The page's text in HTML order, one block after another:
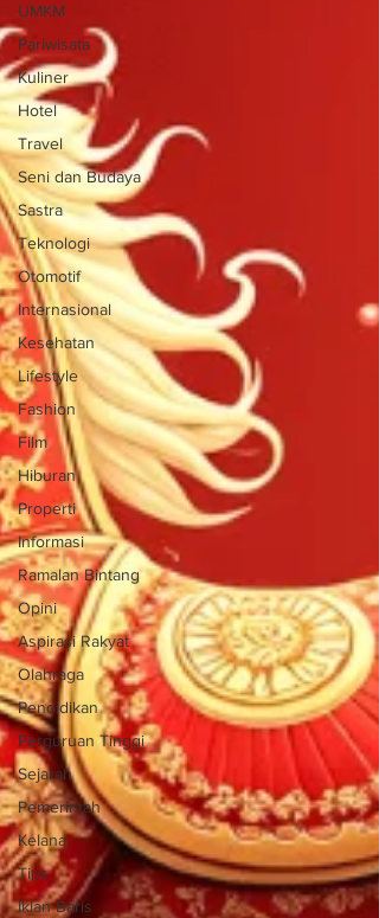
UMKM
Pariwisata
Kuliner
Hotel
Travel
Seni dan Budaya
Sastra
Teknologi
Otomotif
Internasional
Kesehatan
Lifestyle
Fashion
Film
Hiburan
Properti
Informasi
Ramalan Bintang
Opini
Aspirasi Rakyat
Olahraga
Pendidikan
Perguruan Tinggi
Sejarah
Pemerintah
Kelana
Tips
Iklan Baris